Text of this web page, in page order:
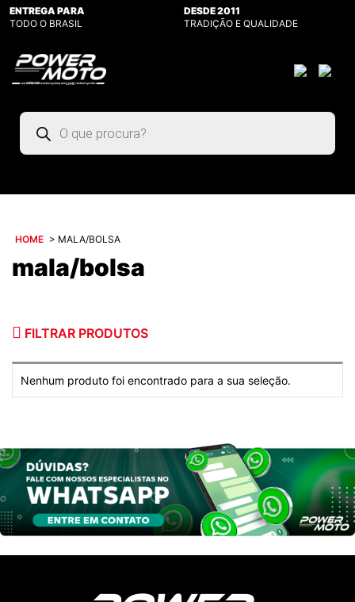
ENTREGA PARA
TODO O BRASIL
DESDE 2011
TRADIÇÃO E QUALIDADE
Pesquisar
produtos
HOME > MALA/BOLSA
mala/bolsa
FILTRAR PRODUTOS
Nenhum produto foi encontrado para a sua seleção.